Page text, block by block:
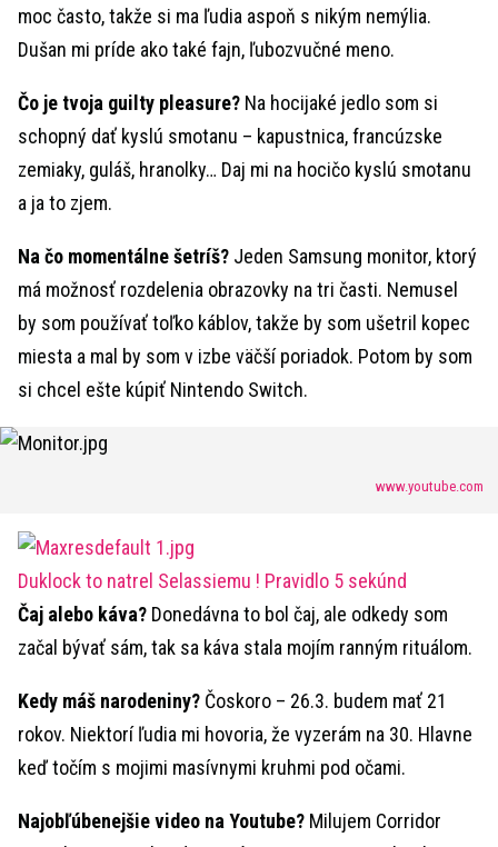
moc často, takže si ma ľudia aspoň s nikým nemýlia.
Dušan mi príde ako také fajn, ľubozvučné meno.
Čo je tvoja guilty pleasure? Na hocijaké jedlo som si
schopný dať kyslú smotanu – kapustnica, francúzske
zemiaky, guláš, hranolky… Daj mi na hocičo kyslú smotanu
a ja to zjem.
Na čo momentálne šetríš? Jeden Samsung monitor, ktorý
má možnosť rozdelenia obrazovky na tri časti. Nemusel
by som používať toľko káblov, takže by som ušetril kopec
miesta a mal by som v izbe väčší poriadok. Potom by som
si chcel ešte kúpiť Nintendo Switch.
www.youtube.com
Duklock to natrel Selassiemu ! Pravidlo 5 sekúnd
Čaj alebo káva? Donedávna to bol čaj, ale odkedy som
začal bývať sám, tak sa káva stala mojím ranným rituálom.
Kedy máš narodeniny? Čoskoro – 26.3. budem mať 21
rokov. Niektorí ľudia mi hovoria, že vyzerám na 30. Hlavne
keď točím s mojimi masívnymi kruhmi pod očami.
Najobľúbenejšie video na Youtube? Milujem Corridor